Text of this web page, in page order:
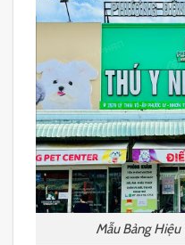
Mẫu Bảng